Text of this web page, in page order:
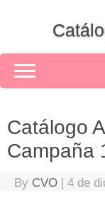
Catálogo
Campaña
By CVO | 4 de